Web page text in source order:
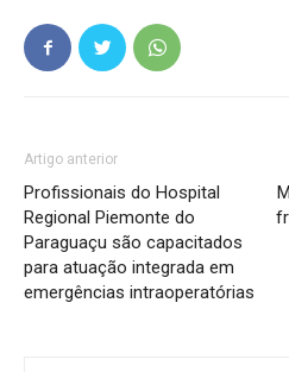
Artigo anterior
Profissionais do Hospital
Regional Piemonte do
Paraguaçu são capacitados
para atuação integrada em
emergências intraoperatórias